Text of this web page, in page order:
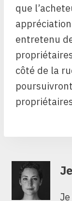
que
entretenu
côté de la